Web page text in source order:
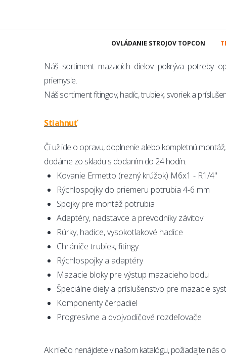
OVLÁDANIE STROJOV TOPCON
Náš sortiment mazacích dielov pokrýva potreby
priemysle.
Náš sortiment fitingov, hadíc, trubiek, svoriek a
Stiahnuť
Či už ide o opravu, doplnenie alebo kompletnú
dodáme zo skladu s dodaním do 24 hodín.
Kovanie Ermetto (rezný krúžok) M6x1 - R1/4"
Rýchlospojky do priemeru potrubia 4-6 mm
Spojky pre montáž potrubia
Adaptéry, nadstavce a prevodníky závitov
Rúrky, hadice, vysokotlakové hadice
Chrániče trubiek, fitingy
Rýchlospojky a adaptéry
Mazacie bloky pre výstup mazacieho bodu
Špeciálne diely a príslušenstvo pre mazacie
Komponenty čerpadiel
Progresívne a dvojvodičové rozdeľovače
Ak niečo nenájdete v našom katalógu, požiadajte